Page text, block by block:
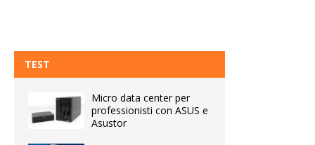
TEST
Micro data center per
professionisti con ASUS e
Asustor